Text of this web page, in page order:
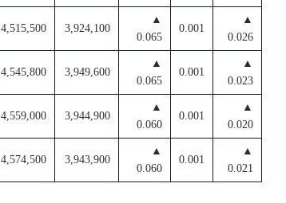
4,515,500 3,924,100
▲
0.065
0.001
▲
0.026
4,545,800 3,949,600
▲
0.065
0.001
▲
0.023
4,559,000 3,944,900
▲
0.060
0.001
▲
0.020
4,574,500 3,943,900
▲
0.060
0.001
▲
0.021